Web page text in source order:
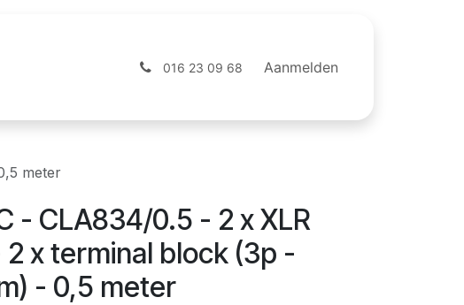
Webshop
016 23 09 68 Aanmelden
meter
- CLA834/0.5 - 2 x XLR
2 x terminal block (3p -
- 0,5 meter